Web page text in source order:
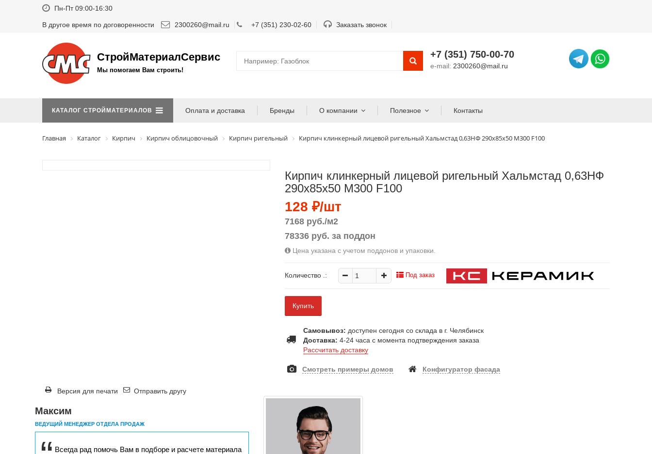
Пн-Пт 09:00-16:30
В другое время по договоренности 2300260@mail.ru +7 (351) 230-02-60 Заказать звонок
СтройМатериалСервис
Мы помогаем Вам строить!
+7 (351) 750-00-70
e-mail: 2300260@mail.ru
КАТАЛОГ СТРОЙМАТЕРИАЛОВ Оплата и доставка Бренды О компании Полезное Контакты
Главная Каталог Кирпич Кирпич облицовочный Кирпич ригельный Кирпич клинкерный лицевой ригельный Хальмстад 0,63НФ 290х85х50 М300 F100
Кирпич клинкерный лицевой ригельный Хальмстад 0,63НФ
290х85х50 М300 F100
128 ₽/шт
7168 руб./м2
78336 руб. за поддон
Цена указана с учетом поддонов и упаковки.
Количество .: Под заказ
Купить
Самовывоз: доступен сегодня со склада в г. Челябинск
Доставка: 4-24 часа с момента подтверждения заказа
Рассчитать доставку
Смотреть примеры домов Конфигуратор фасада
Версия для печати Отправить другу
Максим
ВЕДУЩИЙ МЕНЕДЖЕР ОТДЕЛА ПРОДАЖ
Всегда рад помочь Вам в подборе и расчете материала